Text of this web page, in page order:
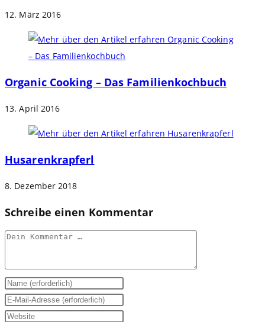
12. März 2016
Organic Cooking – Das Familienkochbuch
13. April 2016
Husarenkrapferl
8. Dezember 2018
Schreibe einen Kommentar
Kommentar
Gib
deinen
Namen
Gib
deine
Gib